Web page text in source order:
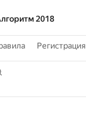
2018
Регистрация